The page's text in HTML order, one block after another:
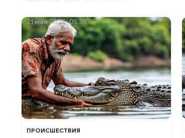
ПРОИСШЕСТВИЯ
21 мая 2025, 05:35